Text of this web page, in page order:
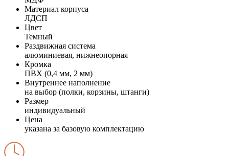
Материал корпуса
ЛДСП
Цвет
Темный
Раздвижная система
алюминиевая, нижнеопорная
Кромка
ПВХ (0,4 мм, 2 мм)
Внутреннее наполнение
на выбор (полки, корзины, штанги)
Размер
индивидуальный
Цена
указана за базовую комплектацию